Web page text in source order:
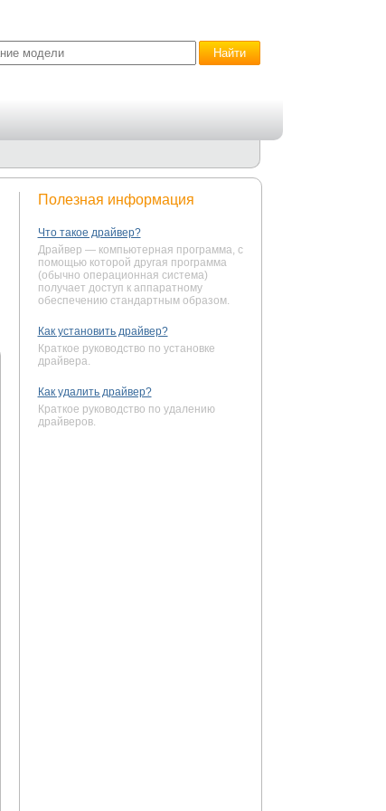
Полезная информация
Что такое драйвер?
Драйвер — компьютерная программа, с
помощью которой другая программа
(обычно операционная система)
получает доступ к аппаратному
обеспечению стандартным образом.
Как установить драйвер?
Краткое руководство по установке
драйвера.
Как удалить драйвер?
Краткое руководство по удалению
драйверов.